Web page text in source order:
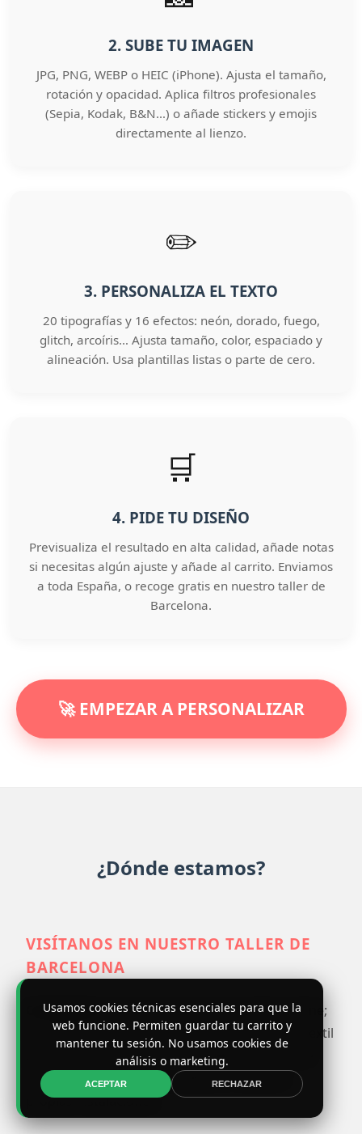
2. SUBE TU IMAGEN
JPG, PNG, WEBP o HEIC (iPhone). Ajusta el tamaño,
rotación y opacidad. Aplica filtros profesionales
(Sepia, Kodak, B&N…) o añade stickers y emojis
directamente al lienzo.
✏️
3. PERSONALIZA EL TEXTO
20 tipografías y 16 efectos: neón, dorado, fuego,
glitch, arcoíris… Ajusta tamaño, color, espaciado y
alineación. Usa plantillas listas o parte de cero.
🛒
4. PIDE TU DISEÑO
Previsualiza el resultado en alta calidad, añade notas
si necesitas algún ajuste y añade al carrito. Enviamos
a toda España, o recoge gratis en nuestro taller de
Barcelona.
🚀 EMPEZAR A PERSONALIZAR
¿Dónde estamos?
VISÍTANOS EN NUESTRO TALLER DE
BARCELONA
Camigloboes mucho más que una tienda online;
somos un taller artesanal de personalización textil
ubicado en Barcelona. Cada pedido se imprime
con mimo y atención al detalle en nuestras
propias instalaciones.
Usamos cookies técnicas esenciales para que la
web funcione. Permiten guardar tu carrito y
mantener tu sesión. No usamos cookies de
análisis o marketing.
ACEPTAR RECHAZAR